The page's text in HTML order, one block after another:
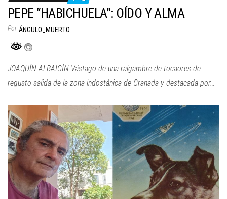
PEPE “HABICHUELA”: OÍDO Y ALMA
Por ÁNGULO_MUERTO
JOAQUÍN ALBAICÍN Vástago de una raigambre de tocaores de
regusto salida de la zona indostánica de Granada y destacada por…